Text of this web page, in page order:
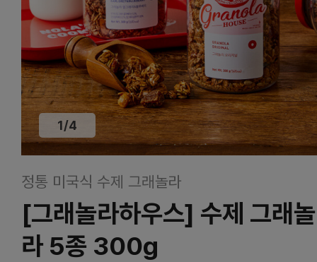
1/4
정통 미국식 수제 그래놀라
[그래놀라하우스] 수제 그래놀
라 5종 300g